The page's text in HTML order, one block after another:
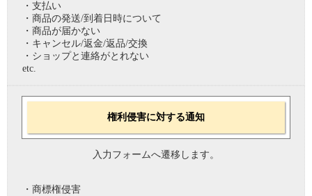
・支払い
・商品の発送/到着日時について
・商品が届かない
・キャンセル/返金/返品/交換
・ショップと連絡がとれない
etc.
権利侵害に対する通知
入力フォームへ遷移します。
・商標権侵害